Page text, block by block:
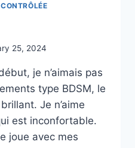
25, 2024
je n’aimais pas
type BDSM, le
Je n’aime
est inconfortable.
joue avec mes